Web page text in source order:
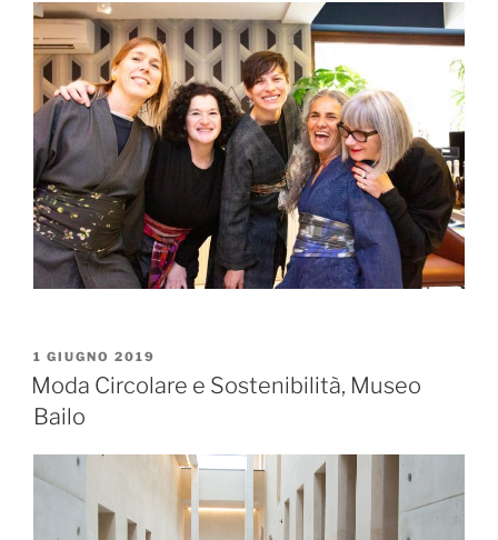
1 GIUGNO 2019
Moda Circolare e Sostenibilità, Museo
Bailo